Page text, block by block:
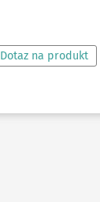
Dotaz na produkt